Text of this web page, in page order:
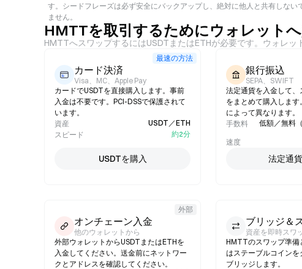
す。シードフレーズは必ず安全にバックアップし、絶対に他人と共有しな
ません。
HMTTを取引するためにウォレット
HMTTへスワップするにはUSDTまたはETHが必要です。ウォレッ
最速の方法
カード決済
Visa、MC、Apple Pay
カードでUSDTを直接購入します。事前
入金は不要です。PCI-DSSで保護されて
います。
資産
USDT／ETH
スピード
約2分
USDTを購入
銀行振込
SEPA、SWIFT
法定通貨を入金して、
をまとめて購入しま
によって異なります。
手数料
低額／無料
速度
法定通
外部
オンチェーン入金
他のウォレットから
外部ウォレットからUSDTまたはETHを
入金してください。送金前にネットワー
クとアドレスを確認してください。
ブリッジ＆
資産を即時スワ
HMTTのスワップ準備
はステーブルコイン
ブリッジします。